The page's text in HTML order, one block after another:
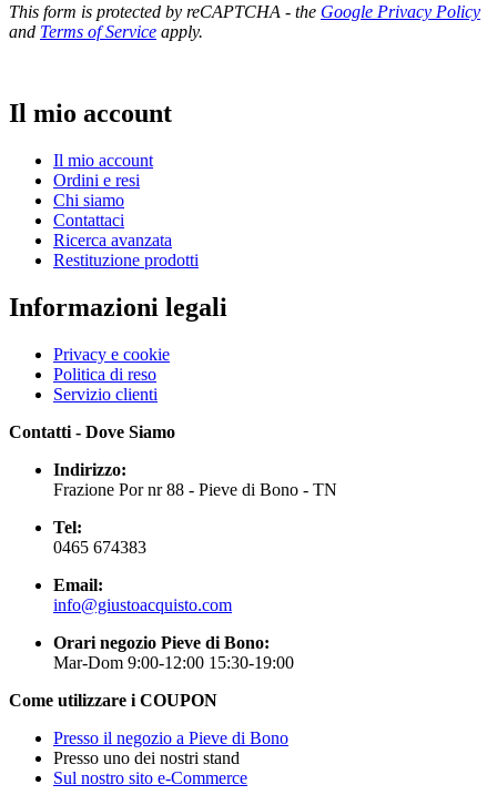
This form is protected by reCAPTCHA - the Google Privacy Policy
and Terms of Service apply.
Il mio account
Il mio account
Ordini e resi
Chi siamo
Contattaci
Ricerca avanzata
Restituzione prodotti
Informazioni legali
Privacy e cookie
Politica di reso
Servizio clienti
Contatti - Dove Siamo
Indirizzo:
Frazione Por nr 88 - Pieve di Bono - TN
Tel:
0465 674383
Email:
info@giustoacquisto.com
Orari negozio Pieve di Bono:
Mar-Dom 9:00-12:00 15:30-19:00
Come utilizzare i COUPON
Presso il negozio a Pieve di Bono
Presso uno dei nostri stand
Sul nostro sito e-Commerce